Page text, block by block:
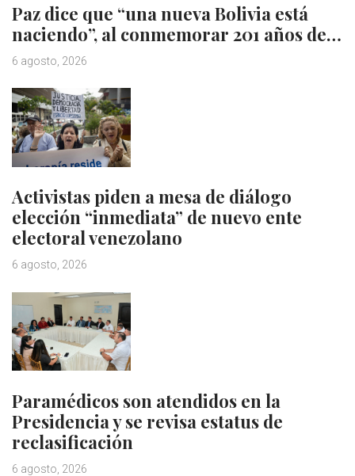
Paz dice que “una nueva Bolivia está
naciendo”, al conmemorar 201 años de…
6 agosto, 2026
Activistas piden a mesa de diálogo
elección “inmediata” de nuevo ente
electoral venezolano
6 agosto, 2026
Paramédicos son atendidos en la
Presidencia y se revisa estatus de
reclasificación
6 agosto, 2026